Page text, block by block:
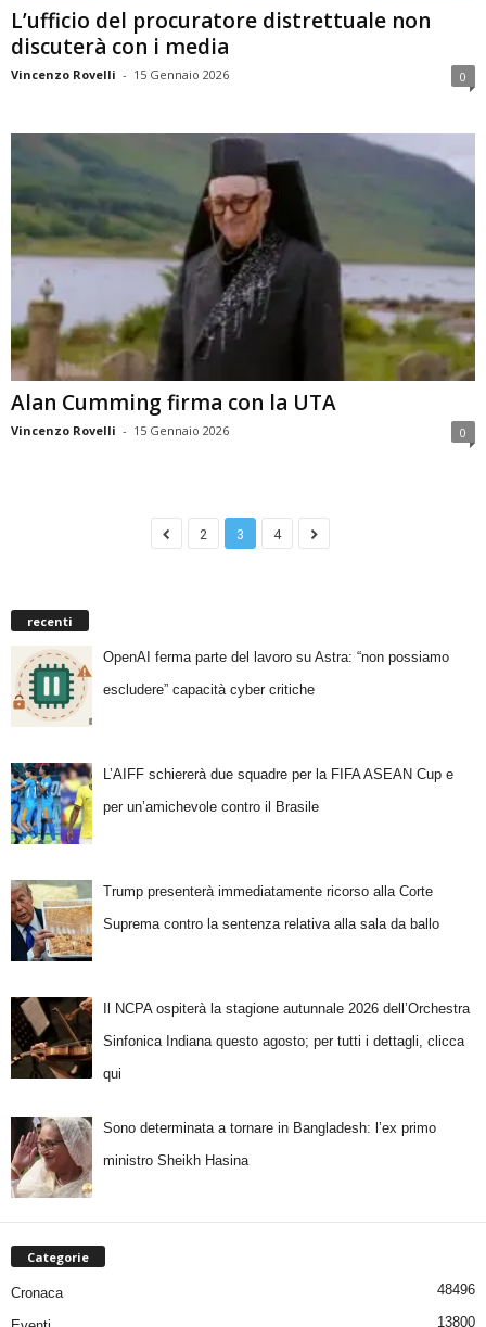
L’ufficio del procuratore distrettuale non
discuterà con i media
Vincenzo Rovelli - 15 Gennaio 2026 0
Alan Cumming firma con la UTA
Vincenzo Rovelli - 15 Gennaio 2026 0
2 3 4
recenti
OpenAI ferma parte del lavoro su Astra: “non possiamo
escludere” capacità cyber critiche
L’AIFF schiererà due squadre per la FIFA ASEAN Cup e
per un’amichevole contro il Brasile
Trump presenterà immediatamente ricorso alla Corte
Suprema contro la sentenza relativa alla sala da ballo
Il NCPA ospiterà la stagione autunnale 2026 dell’Orchestra
Sinfonica Indiana questo agosto; per tutti i dettagli, clicca
qui
Sono determinata a tornare in Bangladesh: l’ex primo
ministro Sheikh Hasina
Categorie
Cronaca 48496
13800